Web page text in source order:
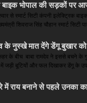
भोपाल की सड़कों पर
से स्मार्ट सिटी कंपनी इलेक्ट्रिक
शिवराज सिंह चौहान स्मार्ट सिटी
के नुस्खे मात देंगे डेंगू बुखार को
के बीच बाबा रामदेव ने इससे बचने के
जड़ी बूटियों और फल दिखाकर डेंगू के
में राय बनाने से पहले उनका